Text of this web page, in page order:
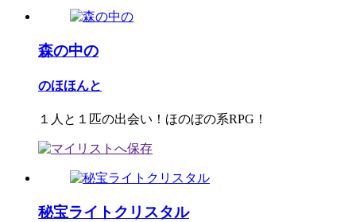
森の中の
のほほんと
１人と１匹の出会い！ほのぼの系RPG！
秘宝ライトクリスタル